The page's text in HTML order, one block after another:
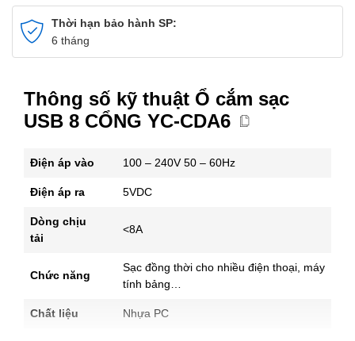
số
lượng
Thời hạn bảo hành SP:
6 tháng
Thông số kỹ thuật Ổ cắm sạc
USB 8 CỔNG YC-CDA6
Điện áp vào 100 – 240V 50 – 60Hz
Điện áp ra 5VDC
Dòng chịu
tải
<8A
Chức năng
Sạc đồng thời cho nhiều điện thoại, máy
tính bảng…
Chất liệu Nhựa PC